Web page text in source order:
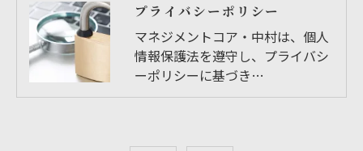
プライバシーポリシー
マネジメントコア・中村は、個人
情報保護法を遵守し、プライバシ
ーポリシーに基づき…